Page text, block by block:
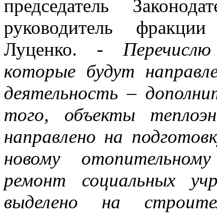
председатель
руководитель
Луценко. -
которые будут
деятельность –
того, объекты
направлено на
новому
ремонт социальных
выделено на